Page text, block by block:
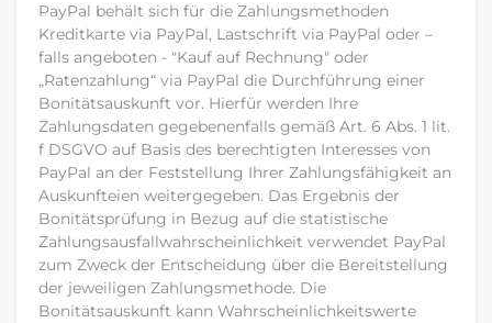
PayPal behält sich für die Zahlungsmethoden
Kreditkarte via PayPal, Lastschrift via PayPal oder –
falls angeboten - "Kauf auf Rechnung" oder
„Ratenzahlung“ via PayPal die Durchführung einer
Bonitätsauskunft vor. Hierfür werden Ihre
Zahlungsdaten gegebenenfalls gemäß Art. 6 Abs. 1 lit.
f DSGVO auf Basis des berechtigten Interesses von
PayPal an der Feststellung Ihrer Zahlungsfähigkeit an
Auskunfteien weitergegeben. Das Ergebnis der
Bonitätsprüfung in Bezug auf die statistische
Zahlungsausfallwahrscheinlichkeit verwendet PayPal
zum Zweck der Entscheidung über die Bereitstellung
der jeweiligen Zahlungsmethode. Die
Bonitätsauskunft kann Wahrscheinlichkeitswerte